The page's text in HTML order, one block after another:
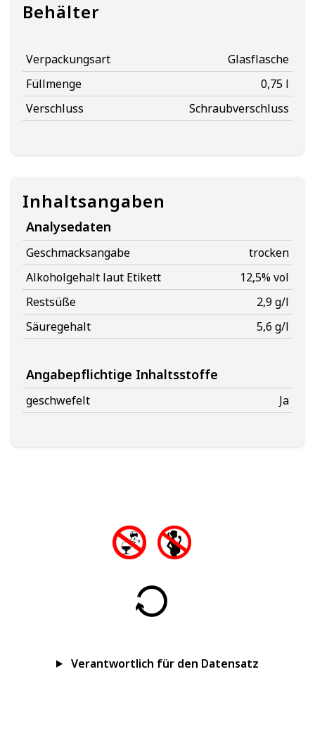
Behälter
Verpackungsart
Glasflasche
Füllmenge
0,75 l
Verschluss
Schraubverschluss
Inhaltsangaben
Analysedaten
Geschmacksangabe
trocken
Alkoholgehalt laut Etikett
12,5% vol
Restsüße
2,9 g/l
Säuregehalt
5,6 g/l
Angabepflichtige Inhaltsstoffe
geschwefelt Ja
Verantwortlich für den Datensatz